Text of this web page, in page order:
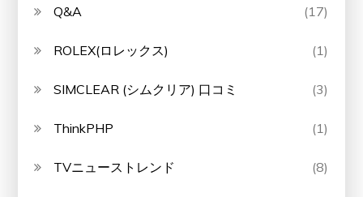
Q&A (17)
ROLEX(ロレックス) (1)
SIMCLEAR (シムクリア) 口コミ (3)
ThinkPHP (1)
TVニューストレンド (8)